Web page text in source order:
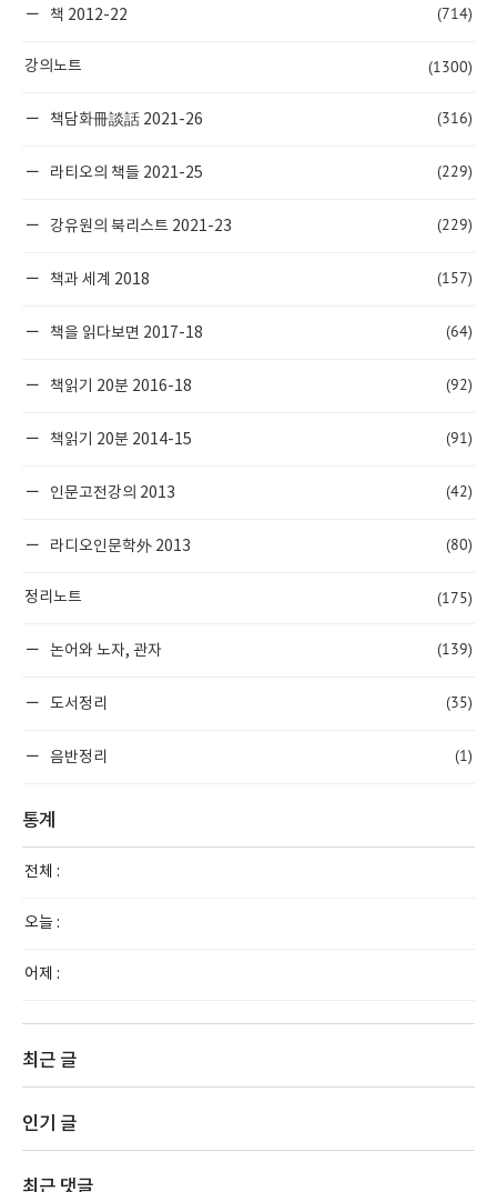
책 2012-22 (714)
강의노트 (1300)
책담화冊談話 2021-26 (316)
라티오의 책들 2021-25 (229)
강유원의 북리스트 2021-23 (229)
책과 세계 2018 (157)
책을 읽다보면 2017-18 (64)
책읽기 20분 2016-18 (92)
책읽기 20분 2014-15 (91)
인문고전강의 2013 (42)
라디오인문학外 2013 (80)
정리노트 (175)
논어와 노자, 관자 (139)
도서정리 (35)
음반정리 (1)
통계
전체 :
오늘 :
어제 :
최근 글
인기 글